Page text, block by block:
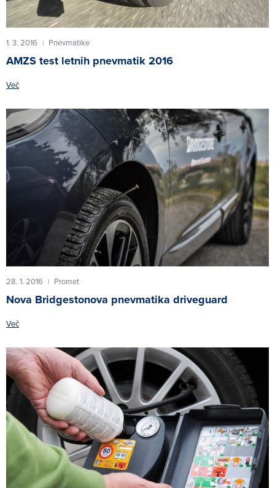
1. 3. 2016 | Pnevmatike
AMZS test letnih pnevmatik 2016
Več
28. 1. 2016 | Promet
Nova Bridgestonova pnevmatika driveguard
Več